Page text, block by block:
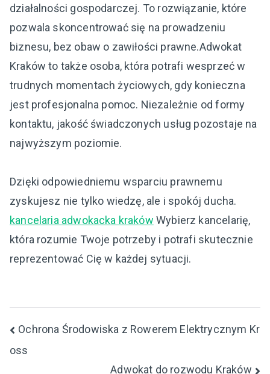
działalności gospodarczej. To rozwiązanie, które
pozwala skoncentrować się na prowadzeniu
biznesu, bez obaw o zawiłości prawne.Adwokat
Kraków to także osoba, która potrafi wesprzeć w
trudnych momentach życiowych, gdy konieczna
jest profesjonalna pomoc. Niezależnie od formy
kontaktu, jakość świadczonych usług pozostaje na
najwyższym poziomie.
Dzięki odpowiedniemu wsparciu prawnemu
zyskujesz nie tylko wiedzę, ale i spokój ducha.
kancelaria adwokacka kraków Wybierz kancelarię,
która rozumie Twoje potrzeby i potrafi skutecznie
reprezentować Cię w każdej sytuacji.
Nawigacja
wpisu
Ochrona Środowiska z Rowerem Elektrycznym Kr
oss
Adwokat do rozwodu Kraków